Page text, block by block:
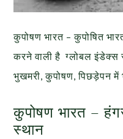
कुपोषण भारत – कुपोषित
करने वाली है ग्लोबल इंडेक्स
भुखमरी, कुपोषण, पिछड़ेपन में
कुपोषण भारत –
स्थान